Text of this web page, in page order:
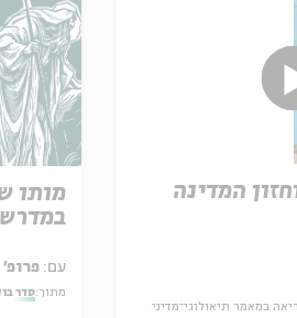
המדינה
במאמר תיאולוגי־מדיני
מותו
עם: פרופ' אביגדור שנאן
מתוך:סדר